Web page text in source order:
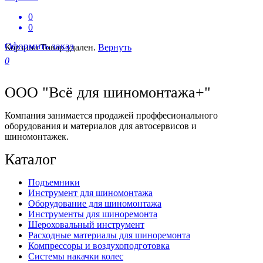
0
0
Корзина Товар удален. Вернуть
0
Оформить заказ
ООО "Всё для шиномонтажа+"
Компания занимается продажей проффесионального
оборудования и материалов для автосервисов и
шиномонтажек.
Каталог
Подъемники
Инструмент для шиномонтажа
Оборудование для шиномонтажа
Инструменты для шиноремонта
Шероховальный инструмент
Расходные материалы для шиноремонта
Компрессоры и воздухоподготовка
Системы накачки колес